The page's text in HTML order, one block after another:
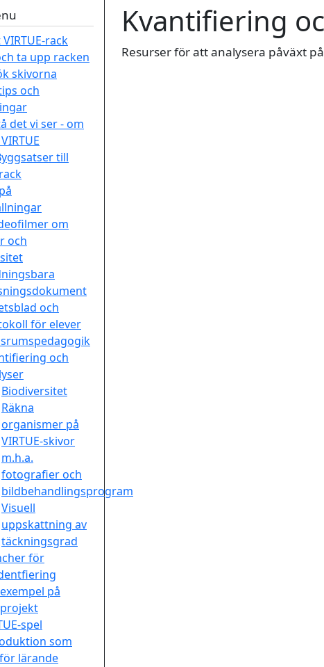
Kvantifiering
Resurser för att analysera påväxt
rack
ta upp racken
skivorna
och
det vi ser - om
till
om
och
och
för elever
och
Biodiversitet
Räkna
organismer på
VIRTUE-skivor
m.h.a.
fotografier och
bildbehandlingsprogram
Visuell
uppskattning av
täckningsgrad
för
på
spel
som
lärande